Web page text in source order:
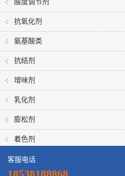
酸度调节剂
抗氧化剂
氨基酸类
抗结剂
增味剂
乳化剂
膨松剂
着色剂
客服电话